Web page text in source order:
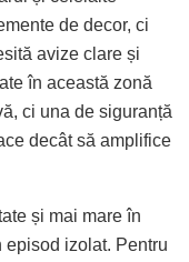
de decor, ci
avize clare și
în această zonă
ci una de siguranță
decât să amplifice
și mai mare în
episod izolat. Pentru